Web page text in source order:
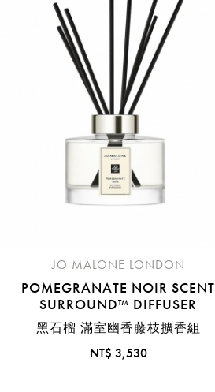
JO MALONE LONDON
POMEGRANATE NOIR SCENT
SURROUND™ DIFFUSER
黑石榴 滿室幽香藤枝擴香組
NT$ 3,530